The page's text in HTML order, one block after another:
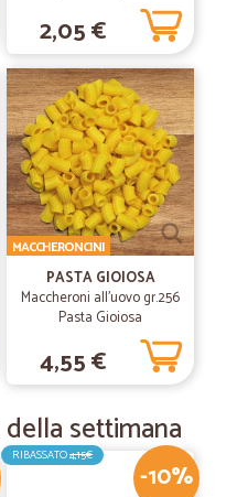
2,05 €
PASTA GIOIOSA
Maccheroni all'uovo gr.256
Pasta Gioiosa
MACCHERONCINI
4,55 €
settimana
-10%
RIBASSATO4,15€